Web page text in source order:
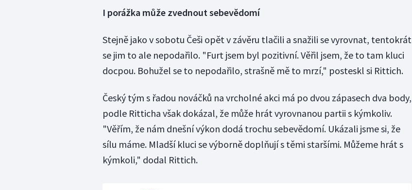
I porážka může zvednout sebevědomí
Stejně jako v sobotu Češi opět v závěru tlačili a snažili se vyrovnat, tentokrát
se jim to ale nepodařilo. "Furt jsem byl pozitivní. Věřil jsem, že to tam kluci
docpou. Bohužel se to nepodařilo, strašně mě to mrzí," posteskl si Rittich.
Český tým s řadou nováčků na vrcholné akci má po dvou zápasech dva body,
podle Ritticha však dokázal, že může hrát vyrovnanou partii s kýmkoliv.
"Věřím, že nám dnešní výkon dodá trochu sebevědomí. Ukázali jsme si, že
sílu máme. Mladší kluci se výborně doplňují s těmi staršími. Můžeme hrát s
kýmkoli," dodal Rittich.